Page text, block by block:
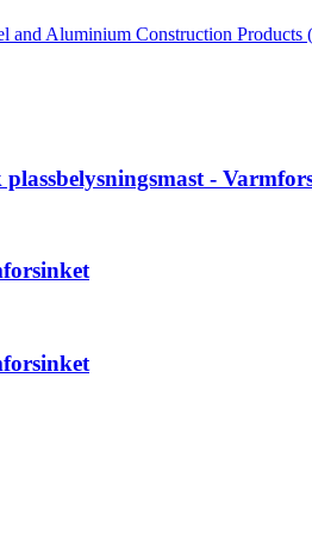
and Aluminium Construction Products
-